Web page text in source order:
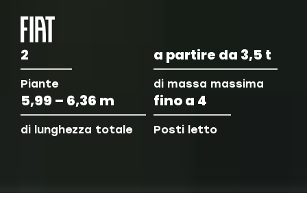
2
Piante
a partire da 3,5 t
di massa massima
5,99 – 6,36 m
di lunghezza totale
fino a 4
Posti letto